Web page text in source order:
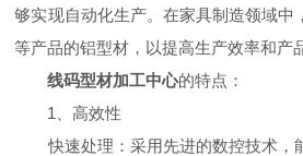
够实现自动化生产。在家具制造领域中
等产品的铝型材，以提高生产效率和产
线码型材加工中心的特点：
1、高效性
快速处理：采用先进的数控技术，